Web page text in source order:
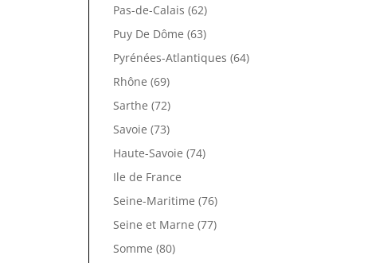
Pas-de-Calais (62)
Puy De Dôme (63)
Pyrénées-Atlantiques (64)
Rhône (69)
Sarthe (72)
Savoie (73)
Haute-Savoie (74)
Ile de France
Seine-Maritime (76)
Seine et Marne (77)
Somme (80)